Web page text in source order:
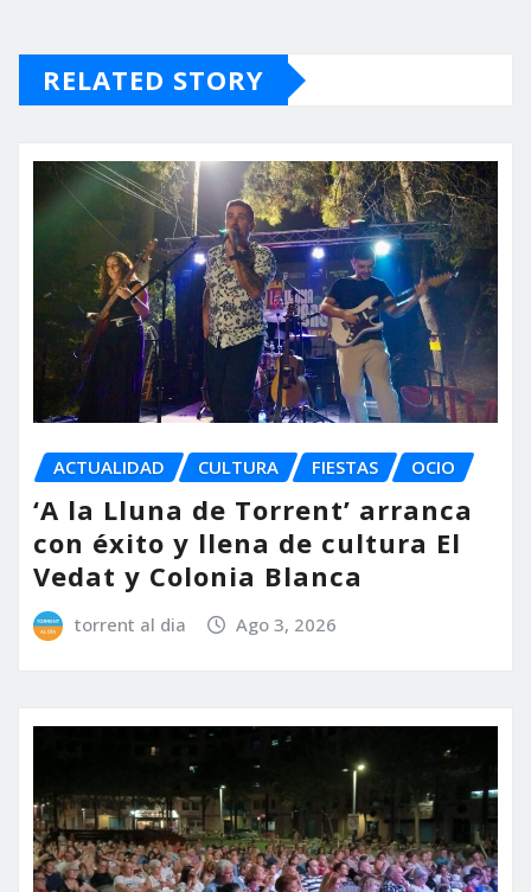
RELATED STORY
ACTUALIDAD CULTURA FIESTAS OCIO
‘A la Lluna de Torrent’ arranca
con éxito y llena de cultura El
Vedat y Colonia Blanca
torrent al dia Ago 3, 2026